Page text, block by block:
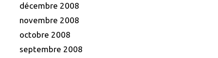
décembre 2008
novembre 2008
octobre 2008
septembre 2008